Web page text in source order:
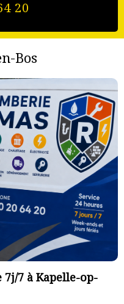
20
Bos
7 à Kapelle-op-